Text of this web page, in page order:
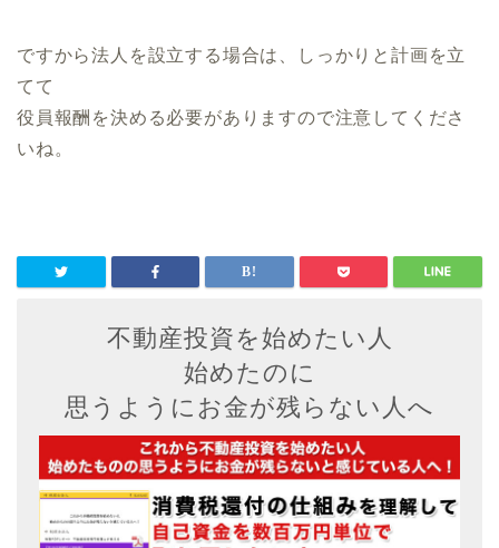
ですから法人を設立する場合は、しっかりと計画を立
てて
役員報酬を決める必要がありますので注意してくださ
いね。
不動産投資を始めたい人
始めたのに
思うようにお金が残らない人へ